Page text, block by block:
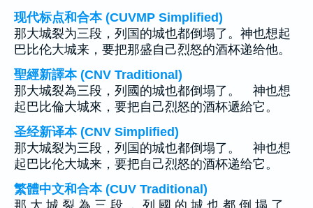
现代标点和合本 (CUVMP Simplified)
那大城裂为三段，列国的城也都倒塌了。神也想起
巴比伦大城来，要把那盛自己烈怒的酒杯递给他。
聖經新譯本 (CNV Traditional)
那大城裂為三段，列國的城也都倒塌了。 神也想
起巴比倫大城來，要把自己烈怒的酒杯遞給它。
圣经新译本 (CNV Simplified)
那大城裂为三段，列国的城也都倒塌了。 神也想
起巴比伦大城来，要把自己烈怒的酒杯递给它。
繁體中文和合本 (CUV Traditional)
那 大 城 裂 為 三 段 ， 列 國 的 城 也 都 倒 塌 了